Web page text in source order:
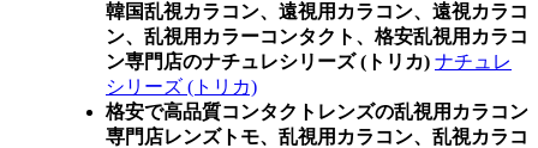
韓国乱視カラコン、遠視用カラコン、遠視カラコ
ン、乱視用カラーコンタクト、格安乱視用カラコ
ン専門店のナチュレシリーズ (トリカ) ナチュレ
シリーズ (トリカ)
格安で高品質コンタクトレンズの乱視用カラコン
専門店レンズトモ、乱視用カラコン、乱視カラコ